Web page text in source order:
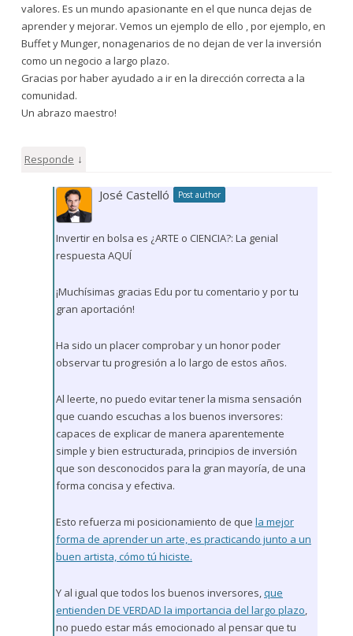
valores. Es un mundo apasionante en el que nunca dejas de
aprender y mejorar. Vemos un ejemplo de ello , por ejemplo, en
Buffet y Munger, nonagenarios de no dejan de ver la inversión
como un negocio a largo plazo.
Gracias por haber ayudado a ir en la dirección correcta a la
comunidad.
Un abrazo maestro!
Responde ↓
José Castelló Post author
Invertir en bolsa es ¿ARTE o CIENCIA?: La genial
respuesta AQUÍ
¡Muchísimas gracias Edu por tu comentario y por tu
gran aportación!
Ha sido un placer comprobar y un honor poder
observar tu progresión a lo largo de estos años.
Al leerte, no puedo evitar tener la misma sensación
que cuando escuchas a los buenos inversores:
capaces de explicar de manera aparentemente
simple y bien estructurada, principios de inversión
que son desconocidos para la gran mayoría, de una
forma concisa y efectiva.
Esto refuerza mi posicionamiento de que la mejor
forma de aprender un arte, es practicando junto a un
buen artista, cómo tú hiciste.
Y al igual que todos los buenos inversores,que
entienden DE VERDAD la importancia del largo plazo,
no puedo estar más emocionado al pensar que tu